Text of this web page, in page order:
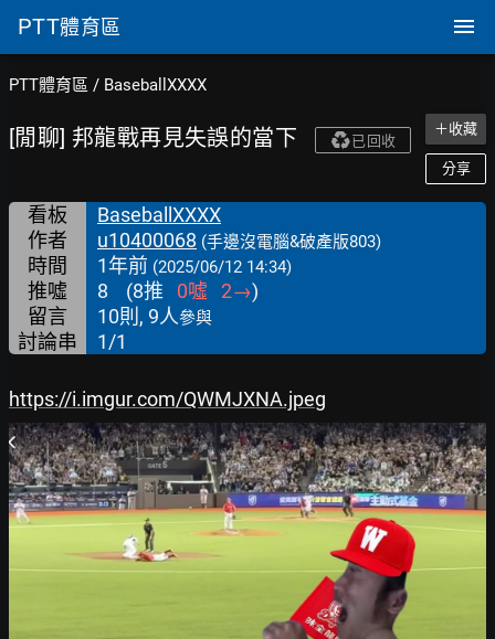
PTT體育區
PTT體育區 / BaseballXXXX
[閒聊] 邦龍戰再見失誤的當下 已回收
＋收藏
分享
看板
BaseballXXXX
作者
u10400068 (手邊沒電腦&破產版803)
時間 1年前 (2025/06/12 14:34)
推噓 8 (8推 0噓 2→)
留言
10則, 9人參與
討論串 1/1
https://i.imgur.com/QWMJXNA.jpeg